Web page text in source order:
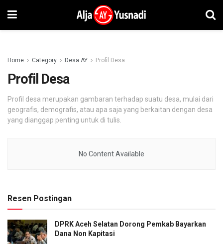
Home Category Desa AY Profil Desa
Profil Desa
Profil desa merupakan gambaran terhadap suatu desa, mulai dari
geografis, demografis, atau apa saja yang berkaitan dengan desa
yang dianggap penting untuk di tulis.
No Content Available
Resen Postingan
DPRK Aceh Selatan Dorong Pemkab Bayarkan
Dana Non Kapitasi